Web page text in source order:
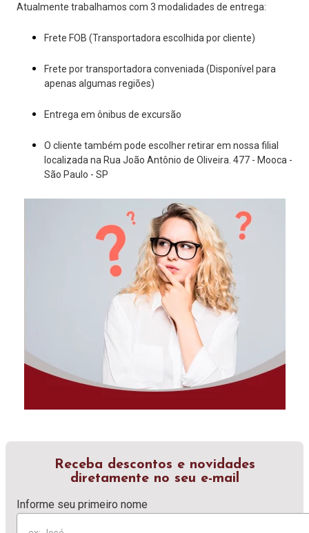
Atualmente trabalhamos com 3 modalidades de entrega:
Frete FOB (Transportadora escolhida por cliente)
Frete por transportadora conveniada (Disponível para
apenas algumas regiões)
Entrega em ônibus de excursão
O cliente também pode escolher retirar em nossa filial
localizada na Rua João Antônio de Oliveira. 477 - Mooca -
São Paulo - SP
Receba descontos e novidades
diretamente no seu e-mail